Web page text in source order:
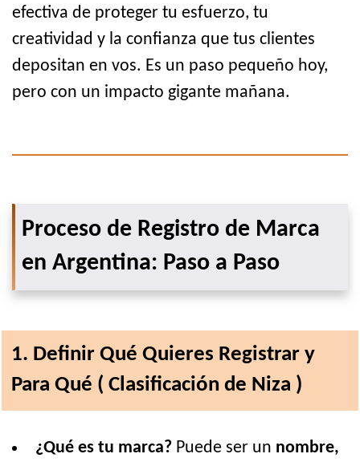
efectiva de proteger tu esfuerzo, tu
creatividad y la confianza que tus clientes
depositan en vos. Es un paso pequeño hoy,
pero con un impacto gigante mañana.
Proceso de Registro de Marca
en Argentina: Paso a Paso
1. Definir Qué Quieres Registrar y
Para Qué ( Clasificación de Niza )
¿Qué es tu marca? Puede ser un nombre,